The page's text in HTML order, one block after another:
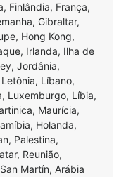
Finlândia, França,
Gibraltar,
Hong Kong,
Irlanda, Ilha de
Jordânia,
Líbano,
Luxemburgo, Líbia,
Maurícia,
Holanda,
Palestina,
Reunião,
Martín, Arábia